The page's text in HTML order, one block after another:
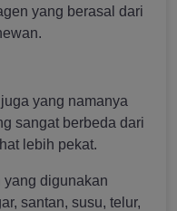
yang berasal dari
yang namanya
sangat berbeda dari
lebih pekat.
yang digunakan
santan, susu, telur,